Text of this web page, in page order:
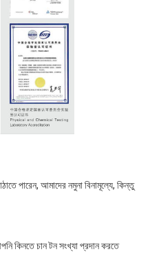
পারেন, আমাদের নমুনা বিনামূল্যে, কিন্তু
কিনতে চান টন সংখ্যা প্রদান করতে